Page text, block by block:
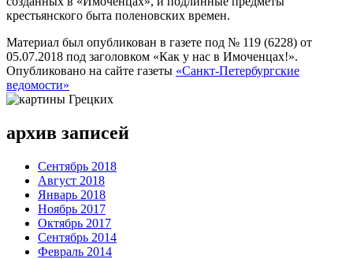
крестьянского быта поленовских времен.
Материал был опубликован в газете под № 119 (6228) от
05.07.2018 под заголовком «Как у нас в Имоченцах!».
Опубликовано на сайте газеты «Санкт-Петербургские
ведомости»
архив записей
Сентябрь 2018
Август 2018
Январь 2018
Ноябрь 2017
Октябрь 2017
Сентябрь 2014
Февраль 2014